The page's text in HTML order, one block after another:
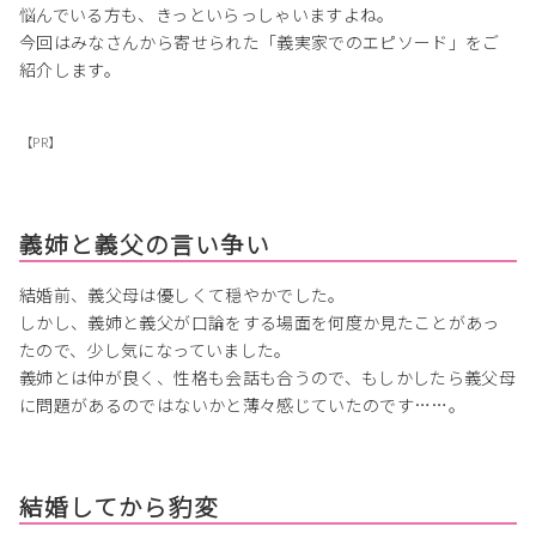
悩んでいる方も、きっといらっしゃいますよね。
今回はみなさんから寄せられた「義実家でのエピソード」をご
紹介します。
【PR】
義姉と義父の言い争い
結婚前、義父母は優しくて穏やかでした。
しかし、義姉と義父が口論をする場面を何度か見たことがあっ
たので、少し気になっていました。
義姉とは仲が良く、性格も会話も合うので、もしかしたら義父母
に問題があるのではないかと薄々感じていたのです……。
結婚してから豹変